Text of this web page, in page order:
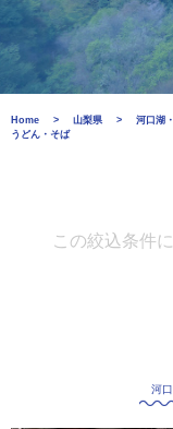
Home 山梨県 河口湖
うどん・そば
この絞込条件
河